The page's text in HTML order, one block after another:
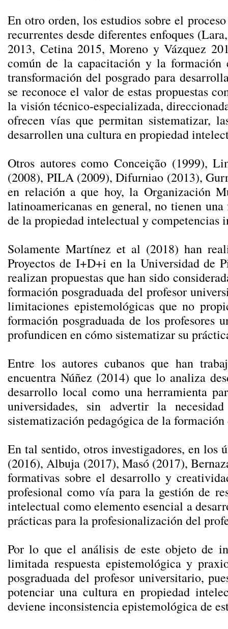
En otro orden, los estudios sobre el
recurrentes desde diferentes enfoques
2013, Cetina 2015, Moreno y Vázquez
común de la capacitación y la formación
transformación del posgrado para
se reconoce el valor de estas propuestas
la visión técnico-especializada,
ofrecen vías que permitan sistematizar,
desarrollen una cultura en propiedad
Otros autores como Conceição (1999),
(2008), PILA (2009), Difurniao (2013),
en relación a que hoy, la Organización
latinoamericanas en general, no tienen
de la propiedad intelectual y competencias
Solamente Martínez et al (2018) han
Proyectos de I+D+i en la Universidad de
realizan propuestas que han sido
formación posgraduada del profesor
limitaciones epistemológicas que no
formación posgraduada de los profesores
profundicen en cómo sistematizar su
Entre los autores cubanos que han
encuentra Núñez (2014) que lo analiza
desarrollo local como una herramienta
universidades, sin advertir la
sistematización pedagógica de la
En tal sentido, otros investigadores, en
(2016), Albuja (2017), Masó (2017),
formativas sobre el desarrollo y
profesional como vía para la gestión de
intelectual como elemento esencial a
prácticas para la profesionalización del
Por lo que el análisis de este objeto de
limitada respuesta epistemológica y
posgraduada del profesor universitario,
potenciar una cultura en propiedad
deviene inconsistencia epistemológica de